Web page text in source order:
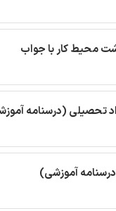
محیط کار با جواب
تحصیلی (درسنامه
آموزشی)